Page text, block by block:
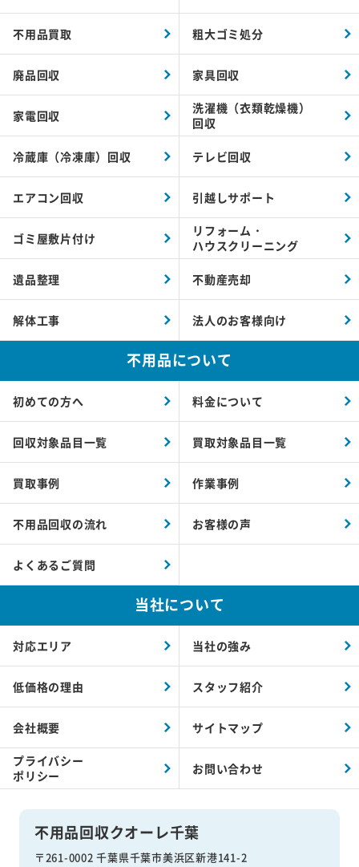
不用品回収クオーレ千葉
〒261-0002 千葉県千葉市美浜区新港141-2
不用品買取 粗大ゴミ処分
廃品回収 家具回収
家電回収
洗濯機（衣類乾燥機）
回収
冷蔵庫（冷凍庫）回収 テレビ回収
エアコン回収 引越しサポート
ゴミ屋敷片付け
リフォーム・
ハウスクリーニング
遺品整理 不動産売却
解体工事 法人のお客様向け
不用品について
初めての方へ 料金について
回収対象品目一覧 買取対象品目一覧
買取事例 作業事例
不用品回収の流れ お客様の声
よくあるご質問
当社について
対応エリア 当社の強み
低価格の理由 スタッフ紹介
会社概要 サイトマップ
プライバシー
ポリシー
お問い合わせ